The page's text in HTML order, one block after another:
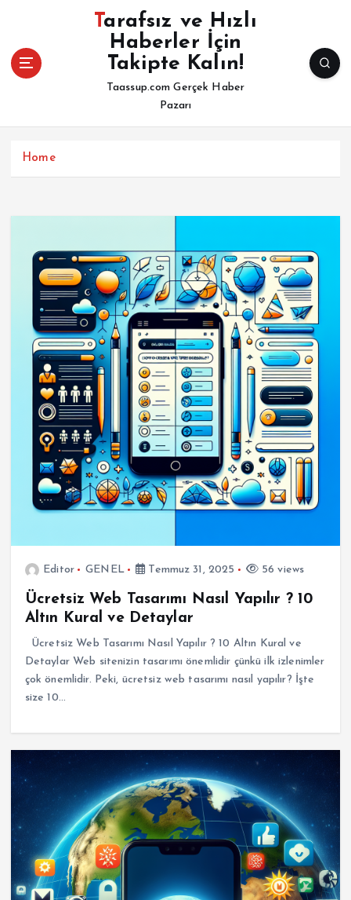
Tarafsız ve Hızlı
Haberler İçin
Takipte Kalın!
Taassup.com Gerçek Haber
Pazarı
Home
Editor GENEL Temmuz 31, 2025 56 views
Ücretsiz Web Tasarımı Nasıl Yapılır ? 10
Altın Kural ve Detaylar
Ücretsiz Web Tasarımı Nasıl Yapılır ? 10 Altın Kural ve
Detaylar Web sitenizin tasarımı önemlidir çünkü ilk izlenimler
çok önemlidir. Peki, ücretsiz web tasarımı nasıl yapılır? İşte
size 10…